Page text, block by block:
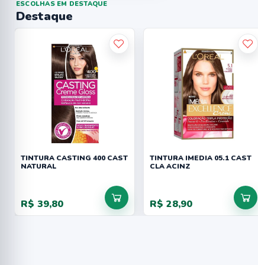
ESCOLHAS EM DESTAQUE
Destaque
TINTURA CASTING 400 CAST
NATURAL
R$ 39,80
TINTURA IMEDIA 05.1 CAST
CLA ACINZ
R$ 28,90